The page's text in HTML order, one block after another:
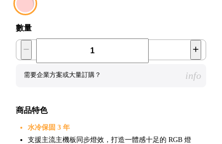
數量
需要企業方案或大量訂購？ info
商品特色
水冷保固 3 年
支援主流主機板同步燈效，打造一體感十足的 RGB 燈